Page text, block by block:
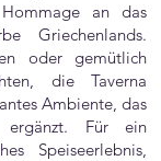
an das
Griechenlands.
oder gemütlich
die Taverna
Ambiente, das
Für ein
Speiseerlebnis,